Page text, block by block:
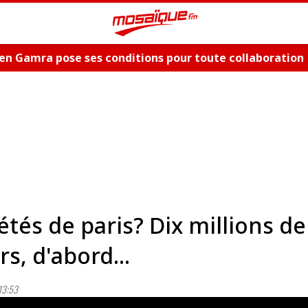
Gamra pose ses conditions pour toute collaboration
de paris? Dix millions de
d'abord...